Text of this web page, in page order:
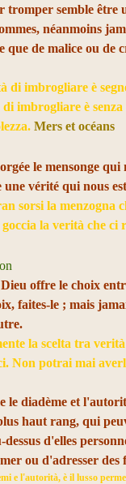
tromper semble être
néanmoins
que de malice ou de
di imbrogliare è
imbrogliare è
Mers et océans
le mensonge
vérité qui nous
sorsi la menzogna
la verità che ci
offre le choix
faites-le ; mais
la scelta tra
Non potrai mai
le diadème et
haut rang, qui
d'elles
ou d'adresser des
e l'autorità, è il lusso